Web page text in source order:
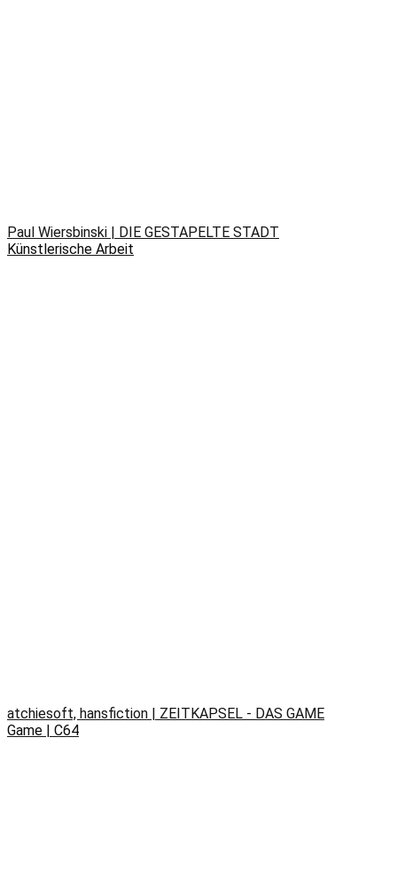
Paul Wiersbinski | DIE GESTAPELTE STADT
Künstlerische Arbeit
atchiesoft, hansfiction | ZEITKAPSEL - DAS GAME
Game | C64